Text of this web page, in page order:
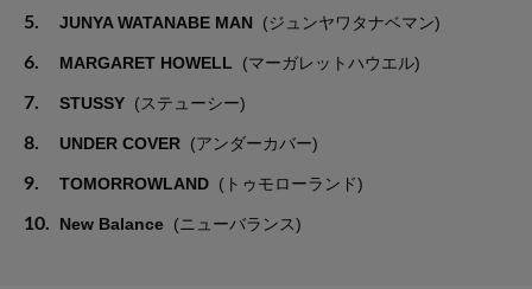
5. JUNYA WATANABE MAN (ジュンヤワタナベマン)
6. MARGARET HOWELL (マーガレットハウエル)
7. STUSSY (ステューシー)
8. UNDER COVER (アンダーカバー)
9. TOMORROWLAND (トゥモローランド)
10. New Balance (ニューバランス)